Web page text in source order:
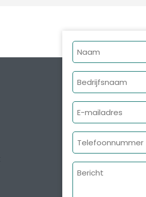
Naam
Bedrijfsnaam
E-
mailadres
Bericht